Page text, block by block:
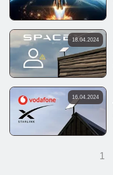
18.04.2024
16.04.2024
1